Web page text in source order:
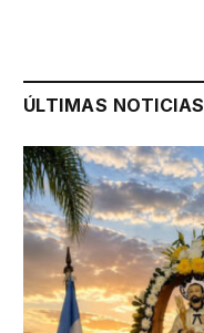
ÚLTIMAS NOTICIAS